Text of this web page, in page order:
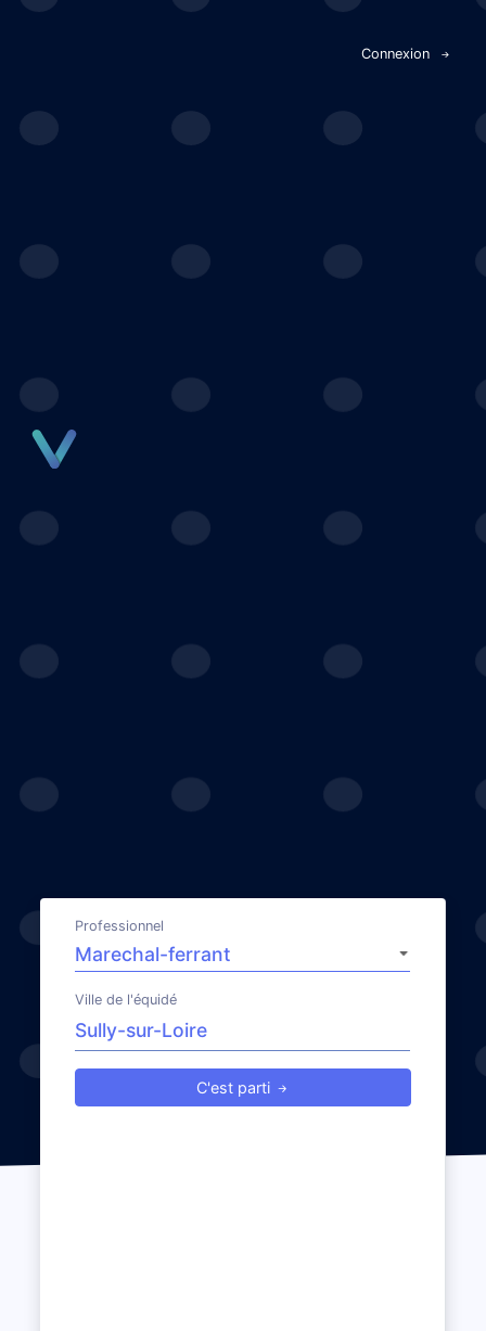
Connexion
Professionnel
Ville de l'équidé
C'est parti